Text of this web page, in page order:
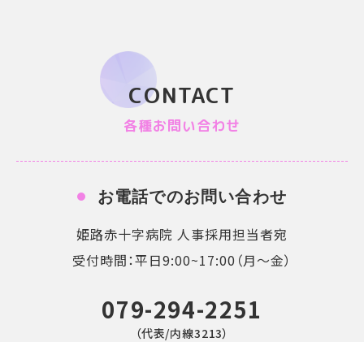
CONTACT
各種お問い合わせ
お電話でのお問い合わせ
姫路赤十字病院 人事採用担当者宛
受付時間：平日9:00~17:00（月〜金）
079-294-2251
（代表/内線3213）